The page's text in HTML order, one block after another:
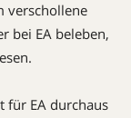
verschollene
bei EA beleben,
für EA durchaus